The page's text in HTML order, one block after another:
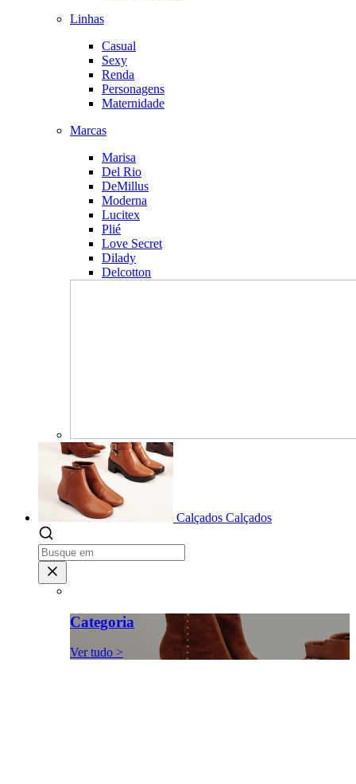
Linhas
Casual
Sexy
Renda
Personagens
Maternidade
Marcas
Marisa
Del Rio
DeMillus
Moderna
Lucitex
Plié
Love Secret
Dilady
Delcotton
Calçados Calçados
Categoria
Ver tudo >